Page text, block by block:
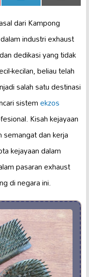
on on
dari Kampong
industri exhaust
dedikasi yang tidak
kecilan, beliau telah
salah satu destinasi
sistemekzos
Kisah kejayaan
dan kerja
kejayaan dalam
pasaran exhaust
di negara ini.